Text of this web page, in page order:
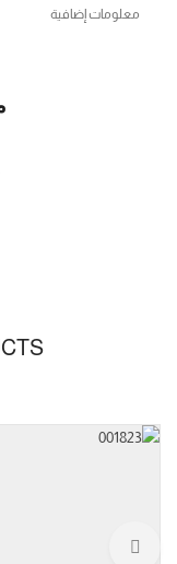
معلومات إضافية